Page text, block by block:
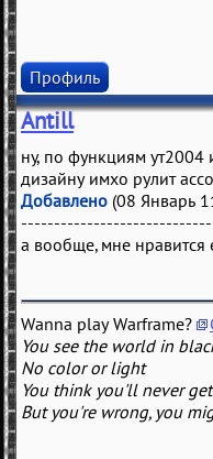
Профиль
Antill
ну, по функциям ут2004
дизайну имхо рулит
Добавлено (08 Январь
а вообще, мне нравится
Wanna play Warframe?
You see the world in
No color or light
You think you'll never
But you're wrong, you